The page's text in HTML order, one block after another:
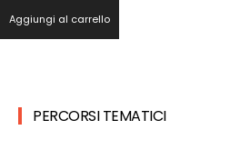
Aggiungi al carrello
PERCORSI TEMATICI